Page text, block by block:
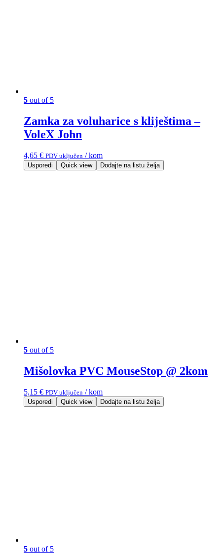
5 out of 5
Zamka za voluharice s kliještima –
VoleX John
4,65 € PDV uključen / kom
Usporedi Quick view Dodajte na listu želja
5 out of 5
Mišolovka PVC MouseStop @ 2kom
5,15 € PDV uključen / kom
Usporedi Quick view Dodajte na listu želja
5 out of 5